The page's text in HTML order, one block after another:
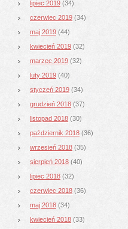
lipiec 2019 (34)
czerwiec 2019 (34)
maj 2019 (44)
kwiecień 2019 (32)
marzec 2019 (32)
luty 2019 (40)
styczeń 2019 (34)
grudzień 2018 (37)
listopad 2018 (30)
październik 2018 (36)
wrzesień 2018 (35)
sierpień 2018 (40)
lipiec 2018 (32)
czerwiec 2018 (36)
maj 2018 (34)
kwiecień 2018 (33)